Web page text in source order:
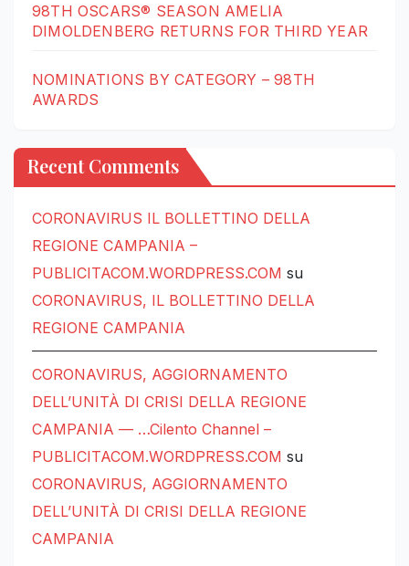
98TH OSCARS® SEASON AMELIA
DIMOLDENBERG RETURNS FOR THIRD YEAR
NOMINATIONS BY CATEGORY – 98TH
AWARDS
Recent Comments
CORONAVIRUS IL BOLLETTINO DELLA
REGIONE CAMPANIA –
PUBLICITACOM.WORDPRESS.COM su
CORONAVIRUS, IL BOLLETTINO DELLA
REGIONE CAMPANIA
CORONAVIRUS, AGGIORNAMENTO
DELL’UNITÀ DI CRISI DELLA REGIONE
CAMPANIA — …Cilento Channel –
PUBLICITACOM.WORDPRESS.COM su
CORONAVIRUS, AGGIORNAMENTO
DELL’UNITÀ DI CRISI DELLA REGIONE
CAMPANIA